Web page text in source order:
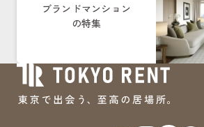
ブランドマンション
の特集